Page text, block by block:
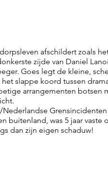
afschildert zoals
zijde van Daniel
Goes legt de kleine,
slappe koord tussen
arrangementen botsen
Grensincidenten
buitenland, was 5 jaar vaste
dan zijn eigen schaduw!